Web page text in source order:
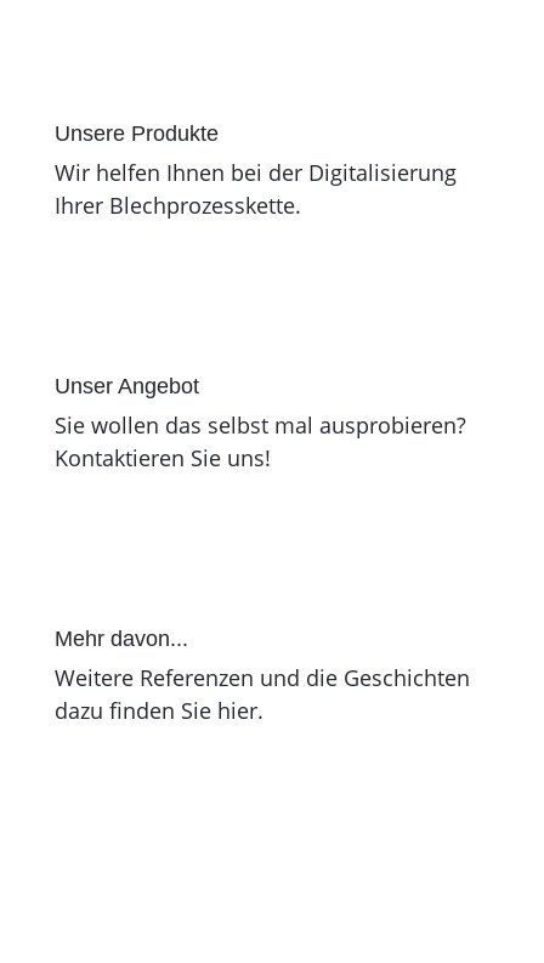
Unsere Produkte
Wir helfen Ihnen bei der Digitalisierung
Ihrer Blechprozesskette.
Unser Angebot
Sie wollen das selbst mal ausprobieren?
Kontaktieren Sie uns!
Mehr davon...
Weitere Referenzen und die Geschichten
dazu finden Sie hier.